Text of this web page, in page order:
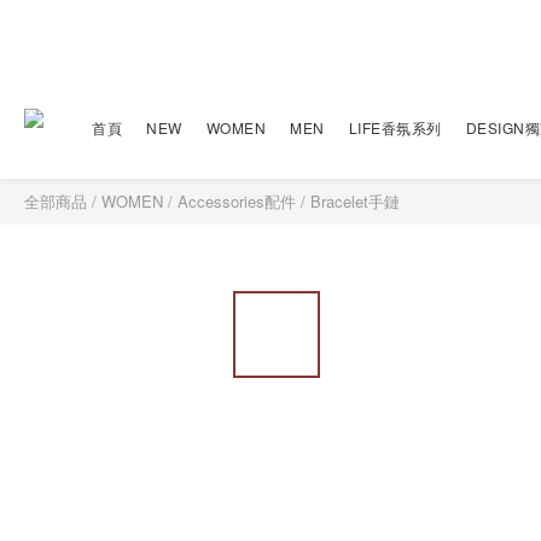
首頁 NEW WOMEN MEN LIFE香氛系列 DESIGN
全部商品 / WOMEN / Accessories配件 / Bracelet手鏈